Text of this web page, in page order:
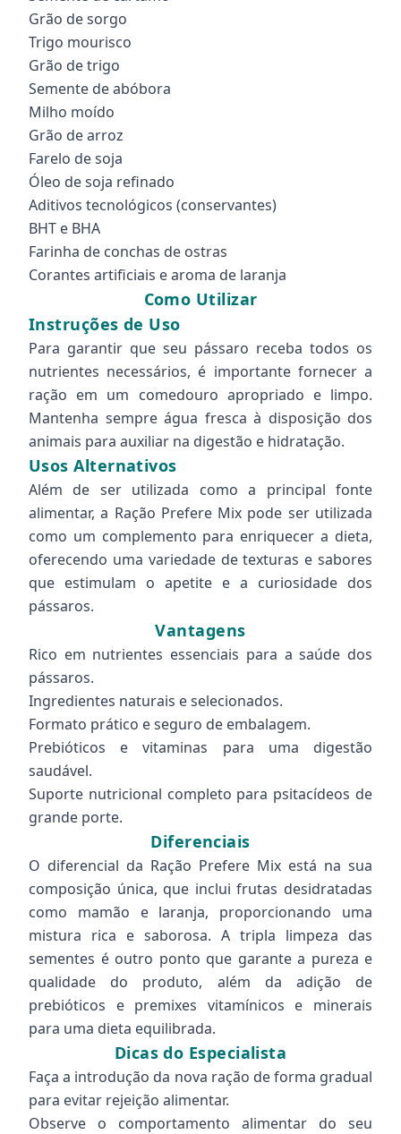
Grão de sorgo
Trigo mourisco
Grão de trigo
Semente de abóbora
Milho moído
Grão de arroz
Farelo de soja
Óleo de soja refinado
Aditivos tecnológicos (conservantes)
BHT e BHA
Farinha de conchas de ostras
Corantes artificiais e aroma de laranja
Como Utilizar
Instruções de Uso
Para garantir que seu pássaro receba todos os
nutrientes necessários, é importante fornecer a
ração em um comedouro apropriado e limpo.
Mantenha sempre água fresca à disposição dos
animais para auxiliar na digestão e hidratação.
Usos Alternativos
Além de ser utilizada como a principal fonte
alimentar, a Ração Prefere Mix pode ser utilizada
como um complemento para enriquecer a dieta,
oferecendo uma variedade de texturas e sabores
que estimulam o apetite e a curiosidade dos
pássaros.
Vantagens
Rico em nutrientes essenciais para a saúde dos
pássaros.
Ingredientes naturais e selecionados.
Formato prático e seguro de embalagem.
Prebióticos e vitaminas para uma digestão
saudável.
Suporte nutricional completo para psitacídeos de
grande porte.
Diferenciais
O diferencial da Ração Prefere Mix está na sua
composição única, que inclui frutas desidratadas
como mamão e laranja, proporcionando uma
mistura rica e saborosa. A tripla limpeza das
sementes é outro ponto que garante a pureza e
qualidade do produto, além da adição de
prebióticos e premixes vitamínicos e minerais
para uma dieta equilibrada.
Dicas do Especialista
Faça a introdução da nova ração de forma gradual
para evitar rejeição alimentar.
Observe o comportamento alimentar do seu